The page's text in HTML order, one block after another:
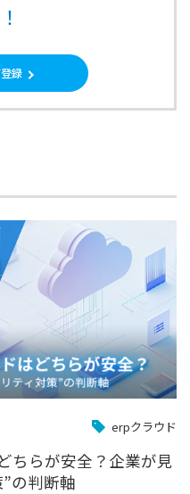
録
erpクラウド
ちらが安全？企業が見
の判断軸